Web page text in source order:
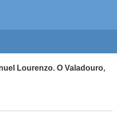
Lourenzo. O Valadouro,